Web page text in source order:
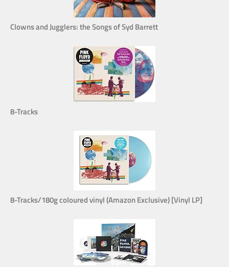
Clowns and Jugglers: the Songs of Syd Barrett
8-Tracks
8-Tracks/180g coloured vinyl (Amazon Exclusive) [Vinyl LP]